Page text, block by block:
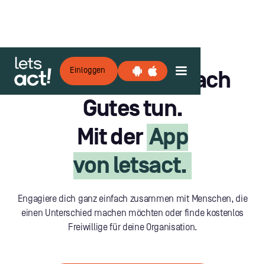
Einloggen
Gemeinsam einfach
Gutes tun.
Mit der App
von letsact.
Engagiere dich ganz einfach zusammen mit Menschen, die
einen Unterschied machen möchten oder finde kostenlos
Freiwillige für deine Organisation.